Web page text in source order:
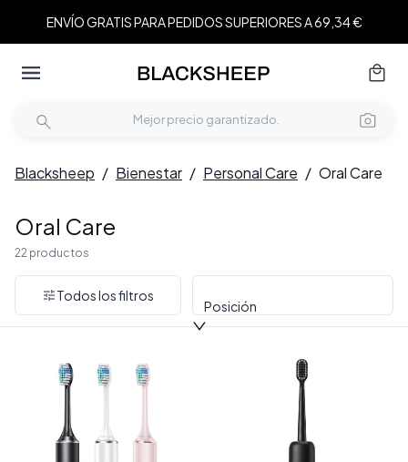
ENVÍO GRATIS PARA PEDIDOS SUPERIORES A 69,34 €
Blacksheep / Bienestar / Personal Care / Oral Care
Oral Care
22 productos
Todos los filtros
Posición